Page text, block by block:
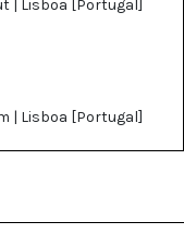
| Lisboa [Portugal]
| Lisboa [Portugal]